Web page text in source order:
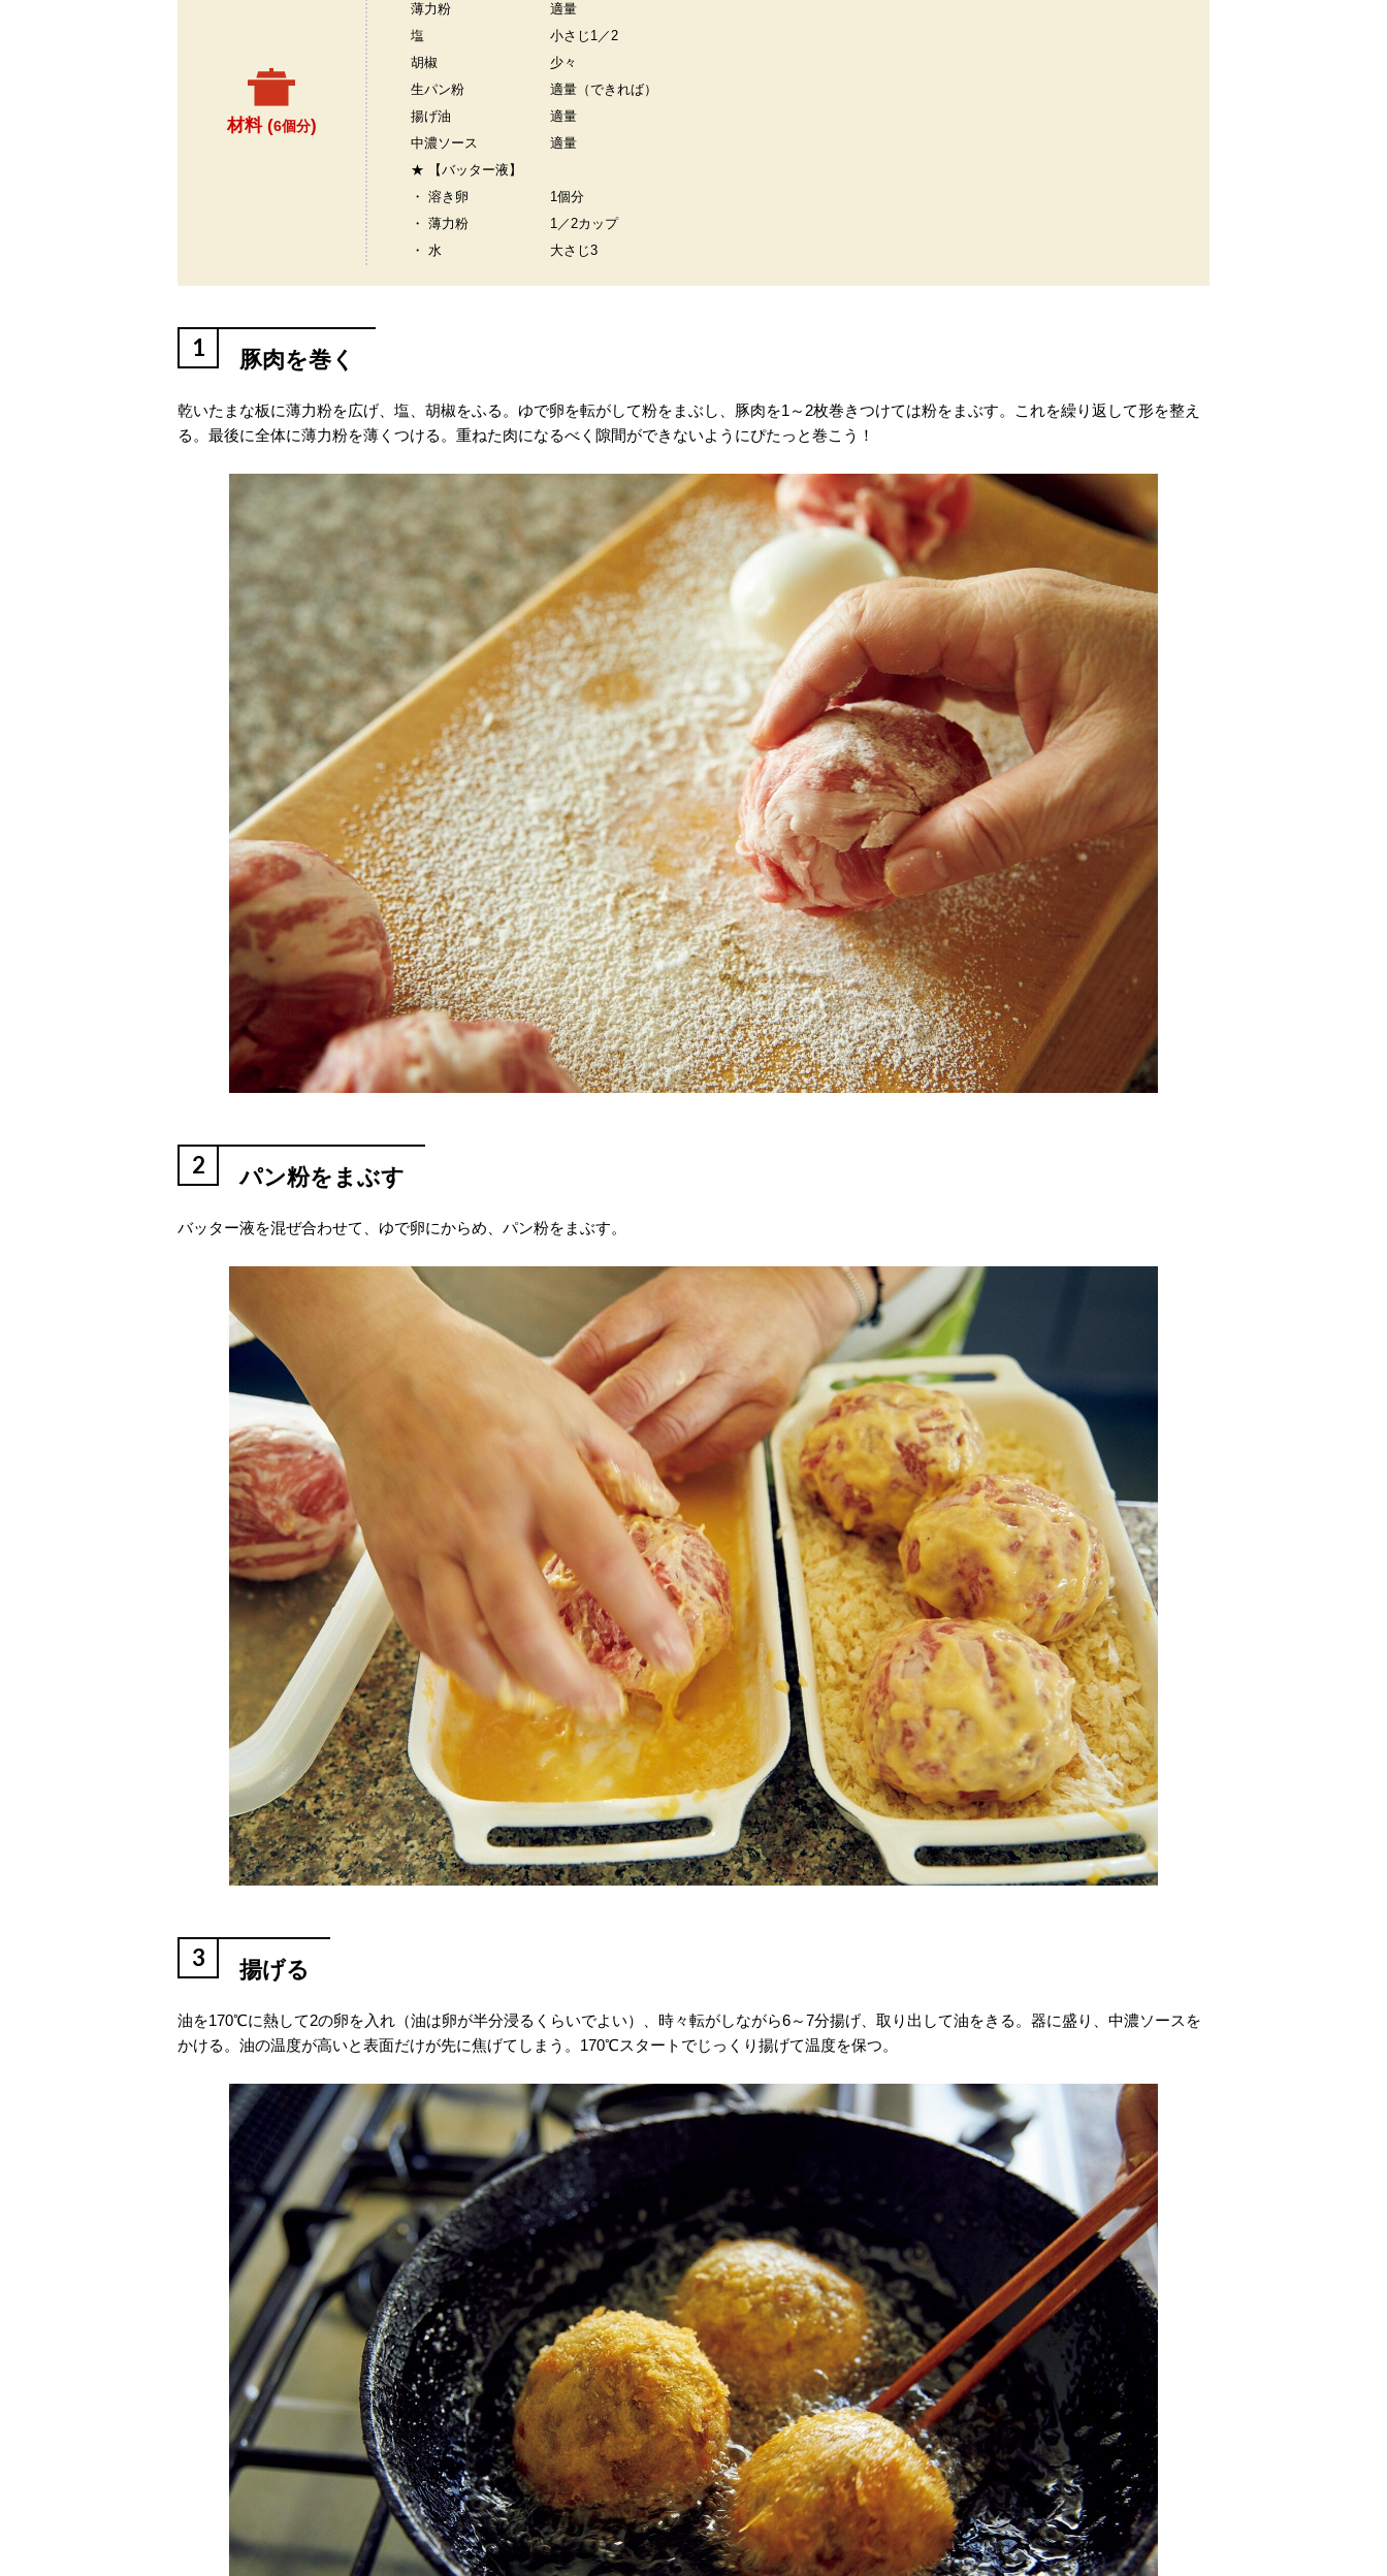
材料 (6個分)
薄力粉
適量
塩
小さじ1／2
胡椒
少々
生パン粉
適量（できれば）
揚げ油
適量
中濃ソース
適量
★ 【バッター液】
・ 溶き卵
1個分
・ 薄力粉
1／2カップ
・ 水
大さじ3
1 豚肉を巻く
乾いたまな板に薄力粉を広げ、塩、胡椒をふる。ゆで卵を転がして粉をまぶし、豚肉を1～2枚巻きつけては粉をまぶす。これを繰り返して形を整え
る。最後に全体に薄力粉を薄くつける。重ねた肉になるべく隙間ができないようにぴたっと巻こう！
2 パン粉をまぶす
バッター液を混ぜ合わせて、ゆで卵にからめ、パン粉をまぶす。
3 揚げる
油を170℃に熱して2の卵を入れ（油は卵が半分浸るくらいでよい）、時々転がしながら6～7分揚げ、取り出して油をきる。器に盛り、中濃ソースを
かける。油の温度が高いと表面だけが先に焦げてしまう。170℃スタートでじっくり揚げて温度を保つ。